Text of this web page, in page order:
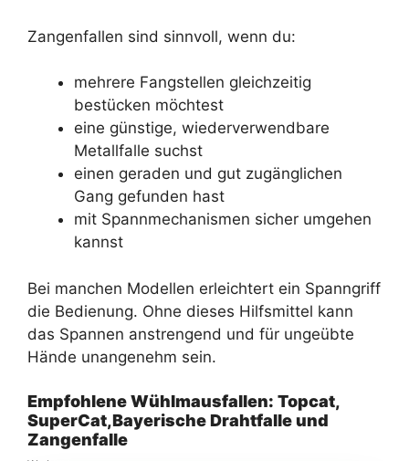
Zangenfallen sind sinnvoll, wenn du:
mehrere Fangstellen gleichzeitig
bestücken möchtest
eine günstige, wiederverwendbare
Metallfalle suchst
einen geraden und gut zugänglichen
Gang gefunden hast
mit Spannmechanismen sicher umgehen
kannst
Bei manchen Modellen erleichtert ein Spanngriff
die Bedienung. Ohne dieses Hilfsmittel kann
das Spannen anstrengend und für ungeübte
Hände unangenehm sein.
Empfohlene Wühlmausfallen: Topcat,
SuperCat,Bayerische Drahtfalle und
Zangenfalle